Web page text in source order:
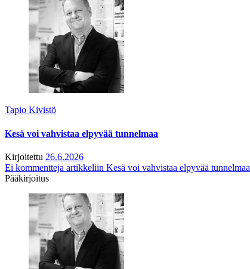
Tapio Kivistö
Kesä voi vahvistaa elpyvää tunnelmaa
Kirjoitettu 26.6.2026
Ei kommentteja artikkeliin Kesä voi vahvistaa elpyvää tunnelmaa
Pääkirjoitus